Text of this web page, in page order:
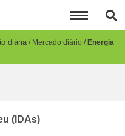
diária Mercado diário Energia
(IDAs)